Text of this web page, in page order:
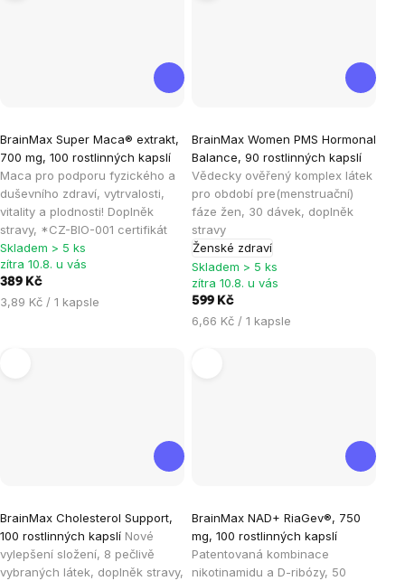
BrainMax Super Maca® extrakt,
700 mg, 100 rostlinných kapslí
Maca pro podporu fyzického a
duševního zdraví, vytrvalosti,
vitality a plodnosti! Doplněk
stravy, *CZ-BIO-001 certifikát
hodnocení
produktu
je
4,7
z
5
hvězdiček.
Skladem > 5 ks
zítra 10.8. u vás
389 Kč
Měrná
3,89 Kč / 1 kapsle
BrainMax Women PMS Hormonal
Balance, 90 rostlinných kapslí
Vědecky ověřený komplex látek
pro období pre(menstruační)
fáze žen, 30 dávek, doplněk
stravy
Ženské zdraví
hodnocení
produktu
je
5,0
z
5
hvězdiček.
Skladem > 5 ks
zítra 10.8. u vás
599 Kč
Měrná
6,66 Kč / 1 kapsle
BrainMax Cholesterol Support,
100 rostlinných kapslí Nové
vylepšení složení, 8 pečlivě
vybraných látek, doplněk stravy,
hodnocení
produktu
je
BrainMax NAD+ RiaGev®, 750
mg, 100 rostlinných kapslí
Patentovaná kombinace
nikotinamidu a D-ribózy, 50
hodnocení
produktu
je